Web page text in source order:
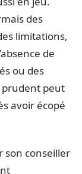
des
limitations,
de
ou des
prudent peut
avoir écopé
son conseiller